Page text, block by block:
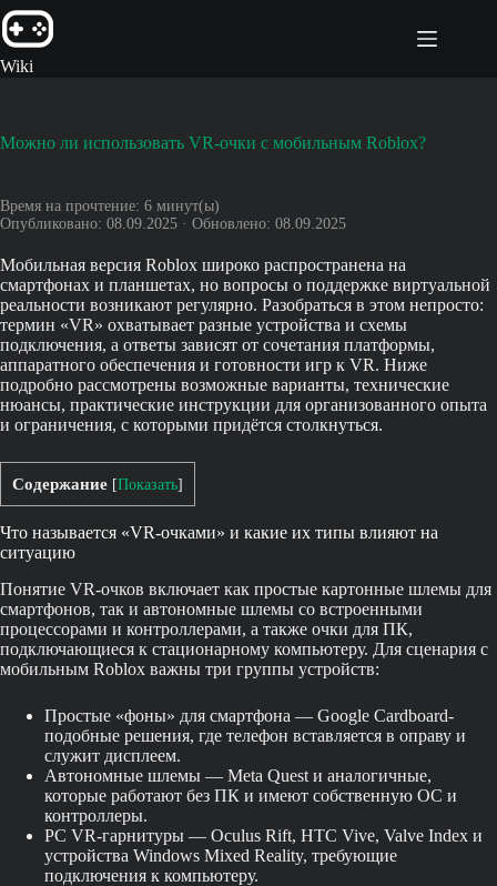
Перейти
к
сути
Wiki
Можно ли использовать VR-очки с мобильным Roblox?
Время на прочтение: 6 минут(ы)
Опубликовано: 08.09.2025 · Обновлено: 08.09.2025
Мобильная версия Roblox широко распространена на
смартфонах и планшетах, но вопросы о поддержке виртуальной
реальности возникают регулярно. Разобраться в этом непросто:
термин «VR» охватывает разные устройства и схемы
подключения, а ответы зависят от сочетания платформы,
аппаратного обеспечения и готовности игр к VR. Ниже
подробно рассмотрены возможные варианты, технические
нюансы, практические инструкции для организованного опыта
и ограничения, с которыми придётся столкнуться.
Содержание [Показать]
Что называется «VR-очками» и какие их типы влияют на
ситуацию
Понятие VR-очков включает как простые картонные шлемы для
смартфонов, так и автономные шлемы со встроенными
процессорами и контроллерами, а также очки для ПК,
подключающиеся к стационарному компьютеру. Для сценария с
мобильным Roblox важны три группы устройств:
Простые «фоны» для смартфона — Google Cardboard-
подобные решения, где телефон вставляется в оправу и
служит дисплеем.
Автономные шлемы — Meta Quest и аналогичные,
которые работают без ПК и имеют собственную ОС и
контроллеры.
PC VR-гарнитуры — Oculus Rift, HTC Vive, Valve Index и
устройства Windows Mixed Reality, требующие
подключения к компьютеру.